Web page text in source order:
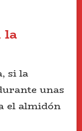
la
si la
unas
el almidón